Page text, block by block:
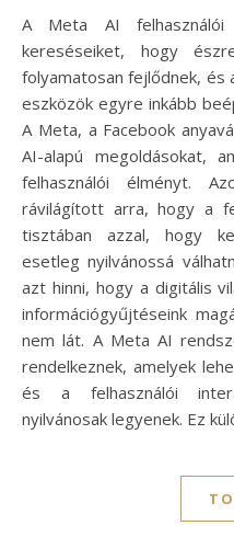
A Meta AI felhasználói talán anélkül teszik közzé
kereséseiket, hogy
folyamatosan fejlődnek, és
eszközök egyre inkább
A Meta, a Facebook
AI-alapú megoldásokat,
felhasználói élményt.
rávilágított arra, hogy a
tisztában azzal, hogy
esetleg nyilvánossá
azt hinni, hogy a digitális
információgyűjtéseink
nem lát. A Meta AI
rendelkeznek, amelyek
és a felhasználói
nyilvánosak legyenek. Ez